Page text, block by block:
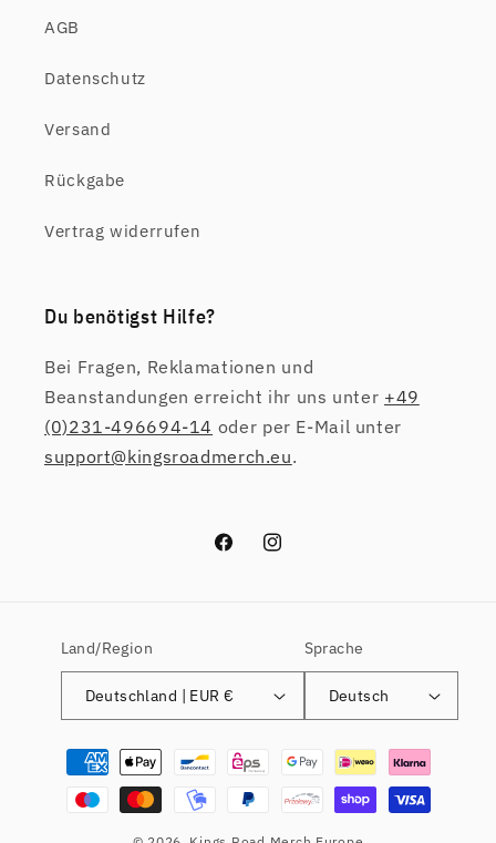
AGB
Datenschutz
Versand
Rückgabe
Vertrag widerrufen
Du benötigst Hilfe?
Bei Fragen, Reklamationen und
Beanstandungen erreicht ihr uns unter +49
(0)231-496694-14 oder per E-Mail unter
support@kingsroadmerch.eu.
FacebookInstagram
Land/Region
Deutschland | EUR €
Sprache
Deutsch
Zahlungsmethoden